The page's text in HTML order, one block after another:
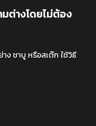
มต่างโดยไม่ต้อง
ง ชาบู หรือสเต๊ก ใช้วิธี